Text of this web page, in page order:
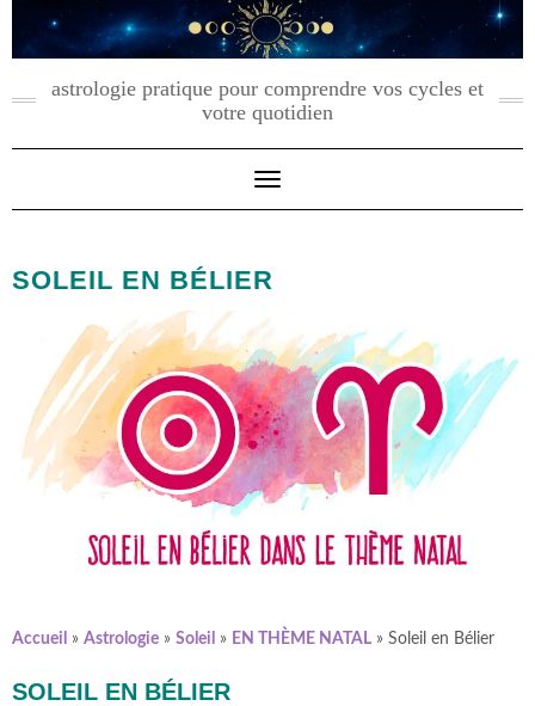
astrologie pratique pour comprendre vos cycles et
votre quotidien
Toggle Navigation
SOLEIL EN BÉLIER
Accueil » Astrologie » Soleil » EN THÈME NATAL » Soleil en Bélier
SOLEIL EN BÉLIER